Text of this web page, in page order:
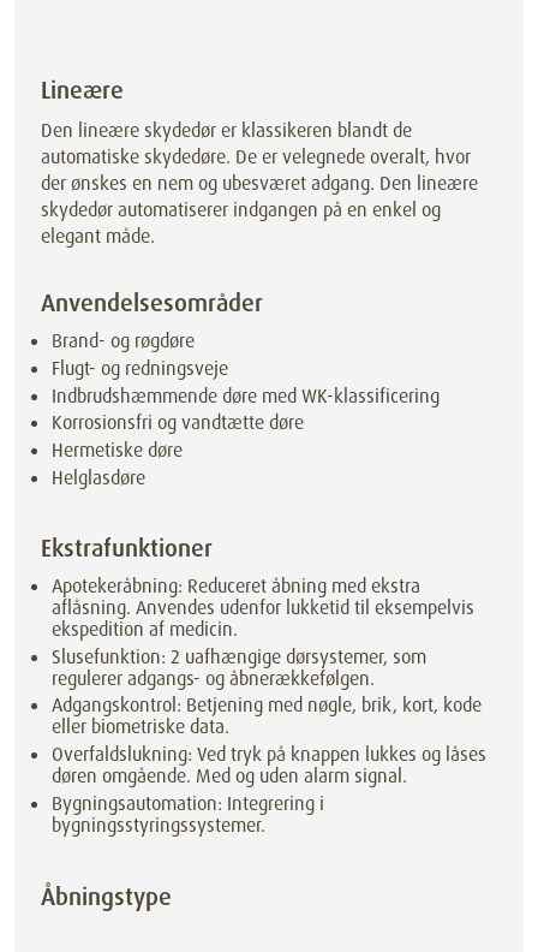
Lineære
Den lineære skydedør er klassikeren blandt de
automatiske skydedøre. De er velegnede overalt, hvor
der ønskes en nem og ubesværet adgang. Den lineære
skydedør automatiserer indgangen på en enkel og
elegant måde.
Anvendelsesområder
Brand- og røgdøre
Flugt- og redningsveje
Indbrudshæmmende døre med WK-klassificering
Korrosionsfri og vandtætte døre
Hermetiske døre
Helglasdøre
Ekstrafunktioner
Apotekeråbning: Reduceret åbning med ekstra
aflåsning. Anvendes udenfor lukketid til eksempelvis
ekspedition af medicin.
Slusefunktion: 2 uafhængige dørsystemer, som
regulerer adgangs- og åbnerækkefølgen.
Adgangskontrol: Betjening med nøgle, brik, kort, kode
eller biometriske data.
Overfaldslukning: Ved tryk på knappen lukkes og låses
døren omgående. Med og uden alarm signal.
Bygningsautomation: Integrering i
bygningsstyringssystemer.
Åbningstype